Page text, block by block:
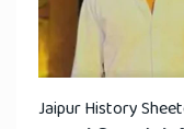
Jaipur History